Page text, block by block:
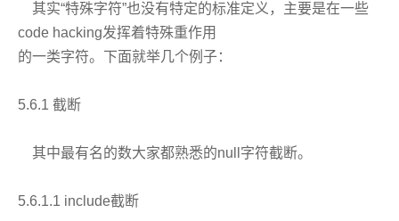
其实“特殊字符”也没有特定的标准定义，主要是在一些
code hacking发挥着特殊重作用
的一类字符。下面就举几个例子：
5.6.1 截断
其中最有名的数大家都熟悉的null字符截断。
5.6.1.1 include截断